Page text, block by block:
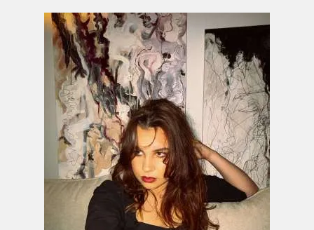
An der HTBLuVA Spengergasse habe ich
nicht nur Kunst aber auch Interior Design
gemeistert. Natürlich kann man in der Kunst
aber auch im Design nie wirklich auslernen,
dies war nur ein guter Start in eine Welt neuer
Ideen.
Nichts macht einen Künstler glücklicher, als
das seine Bilder nachempfunden werden